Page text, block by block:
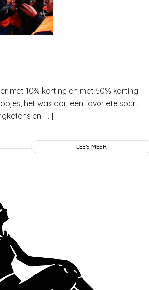
met 10% korting en met 50% korting
het was ooit een favoriete sport
en […]
LEES MEER